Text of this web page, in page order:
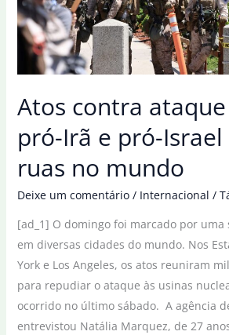
Atos contra ataque
pró-Irã e pró-
ruas no mundo
Deixe um comentário / Internacional /
[ad_1] O domingo foi marcado por uma
em diversas cidades do mundo. Nos
York e Los Angeles, os atos reuniram
para repudiar o ataque às usinas
ocorrido no último sábado. A agência
entrevistou Natália Marquez, de 27